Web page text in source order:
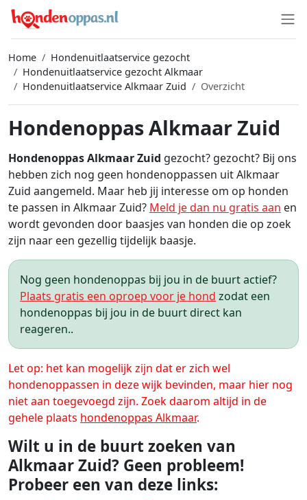
Home
Hondenuitlaatservice gezocht
Hondenuitlaatservice gezocht Alkmaar
Hondenuitlaatservice Alkmaar Zuid
Overzicht
Hondenoppas Alkmaar Zuid
Hondenoppas Alkmaar Zuid gezocht? gezocht? Bij ons
hebben zich nog geen hondenoppassen uit Alkmaar
Zuid aangemeld. Maar heb jij interesse om op honden
te passen in Alkmaar Zuid? Meld je dan nu gratis aan en
wordt gevonden door baasjes van honden die op zoek
zijn naar een gezellig tijdelijk baasje.
Nog geen hondenoppas bij jou in de buurt actief?
Plaats gratis een oproep voor je hond zodat een
hondenoppas bij jou in de buurt direct kan
reageren..
Let op: het kan mogelijk zijn dat er zich wel
hondenoppassen in deze wijk bevinden, maar hier nog
niet aan toegevoegd zijn. Zoek daarom altijd in de
gehele plaats hondenoppas Alkmaar.
Wilt u in de buurt zoeken van
Alkmaar Zuid? Geen probleem!
Probeer een van deze links: